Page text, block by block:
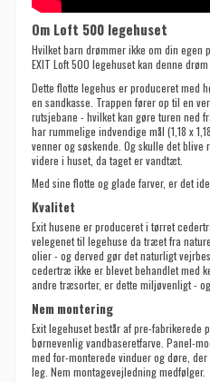
Om Loft 500 legehuset
Hvilket barn drømmer ikke om din egen
EXIT Loft 500 legehuset kan denne
Dette flotte legehus er produceret med
en sandkasse. Trappen fører op til en
rutsjebane - hvilket kan gøre turen ned
har rummelige indvendige mål (1,18 x
venner og søskende. Og skulle det
videre i huset, da taget er vandtæt.
Med sine flotte og glade farver, er det
Kvalitet
Exit husene er produceret i tørret
velegenet til legehuse da træet fra
olier - og derved gør det naturligt
cedertræ ikke er blevet behandlet med
andre træsorter, er dette miljøvenligt -
Nem montering
Exit legehuset består af pre-fabrikerede
børnevenlig vandbaseretfarve. Panel-
med for-monterede vinduer og døre,
leg. Nem montagevejledning medfølger.